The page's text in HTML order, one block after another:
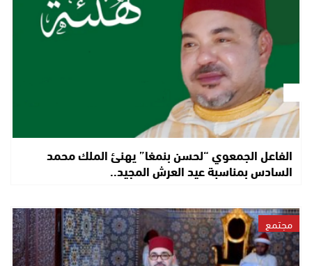
الفاعل الجمعوي “لحسن بنمغا” يهنئ الملك محمد
السادس بمناسبة عيد العرش المجيد..
مجتمع